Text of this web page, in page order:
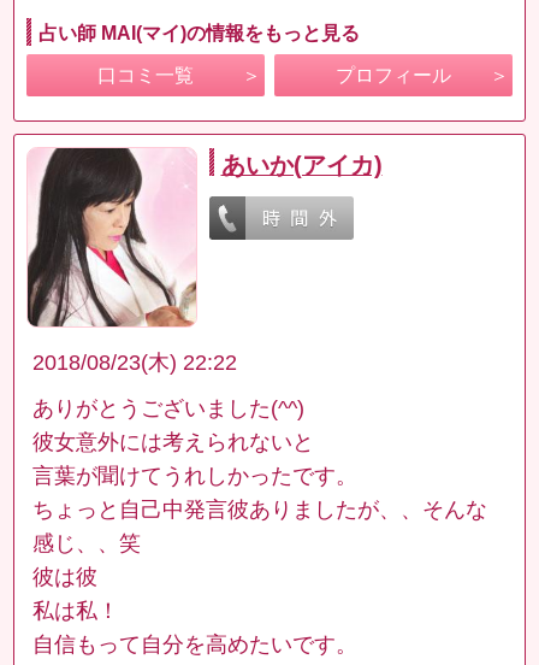
占い師 MAI(マイ)の情報をもっと見る
口コミ一覧 プロフィール
あいか(アイカ)
2018/08/23(木) 22:22
ありがとうございました(^^)
彼女意外には考えられないと
言葉が聞けてうれしかったです。
ちょっと自己中発言彼ありましたが、、そんな
感じ、、笑
彼は彼
私は私！
自信もって自分を高めたいです。